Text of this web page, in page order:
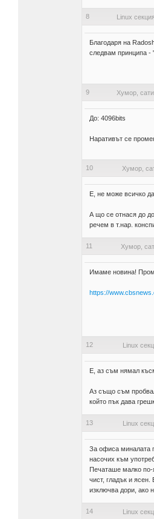
8 Linux
Благодаря на
следвам принципа -
9 Хумор,
До: 4096bits
Наративът се
10 Хумор,
Е, не може всичко
А що се отнася до
речем в т.нар.
11 Хумор,
Имаме новина!
https://
12 Linux
Е, аз съм нямал
Аз също съм
който пък дава
13 Linux
За офиса миналата
насочих към
Печаташе малко по-
чист, гладък и ясен.
изключва дори, ако
14 Linux